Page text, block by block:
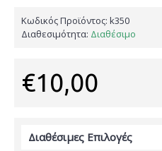
Κωδικός Προϊόντος: k350
Διαθεσιμότητα: Διαθέσιμο
€10,00
Διαθέσιμες Επιλογές